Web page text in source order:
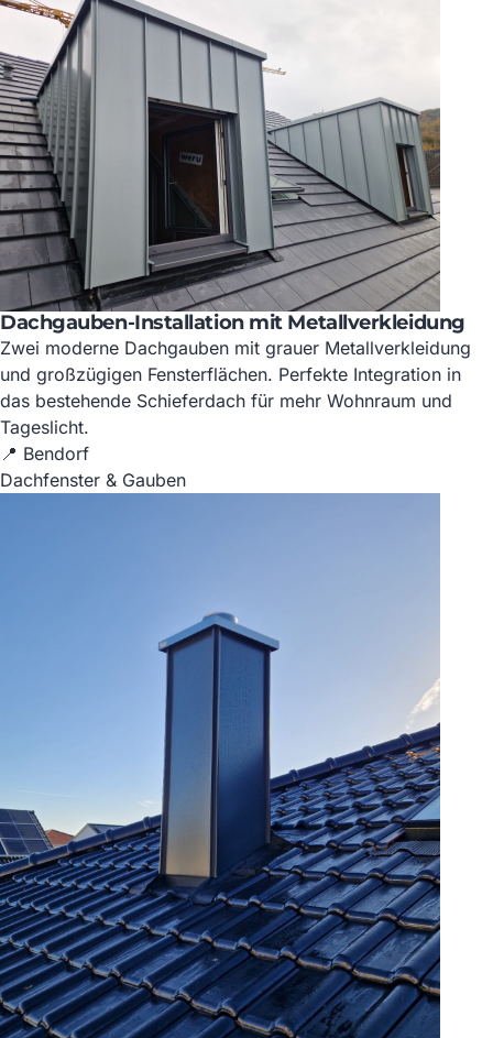
Dachgauben-Installation mit Metallverkleidung
Zwei moderne Dachgauben mit grauer Metallverkleidung
und großzügigen Fensterflächen. Perfekte Integration in
das bestehende Schieferdach für mehr Wohnraum und
Tageslicht.
📍 Bendorf
Dachfenster & Gauben